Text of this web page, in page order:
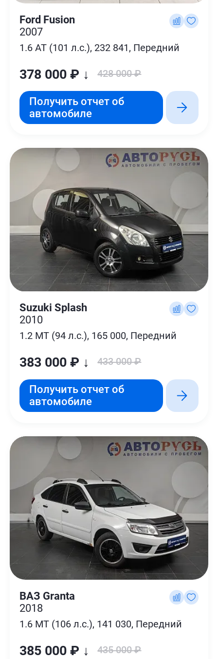
Ford Fusion
2007
1.6 AT (101 л.с.), 232 841, Передний
378 000 ₽ ↓ 428 000 ₽
Получить отчет об
автомобиле
Suzuki Splash
2010
1.2 MT (94 л.с.), 165 000, Передний
383 000 ₽ ↓ 433 000 ₽
Получить отчет об
автомобиле
ВАЗ Granta
2018
1.6 MT (106 л.с.), 141 030, Передний
385 000 ₽ ↓ 435 000 ₽